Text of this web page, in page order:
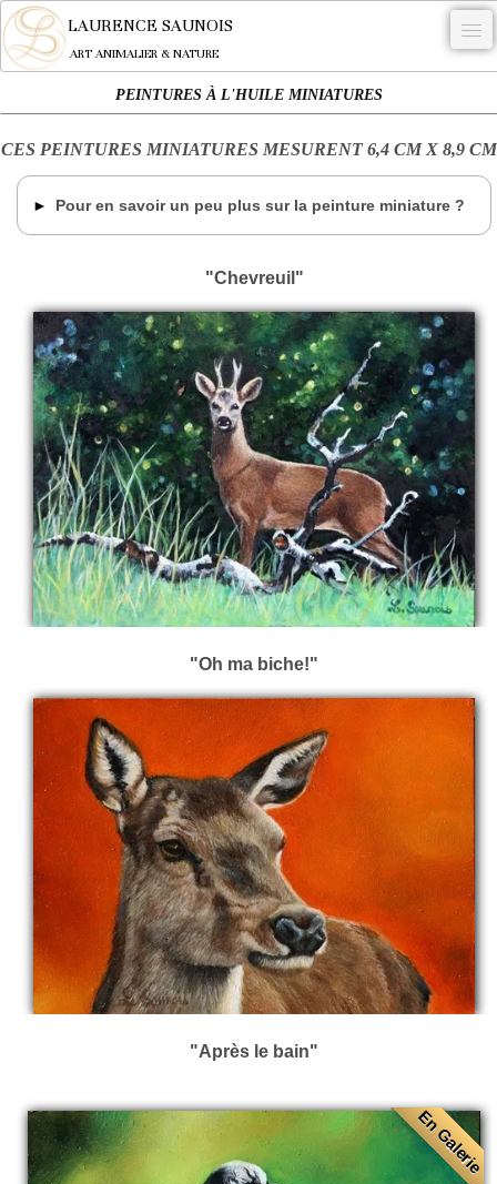
LAURENCE SAUNOIS
ART ANIMALIER & NATURE
-
NYMPHEUS LUMINANSIS.
BECASSE
L'ARTISTE.
NEWS
CONTACT
Français
0
PEINTURES À L'HUILE MINIATURES
CES PEINTURES MINIATURES MESURENT 6,4 CM X 8,9 CM
Pour en savoir un peu plus sur la peinture miniature ?
"Chevreuil"
"Oh ma biche!"
"Après le bain"
En Galerie